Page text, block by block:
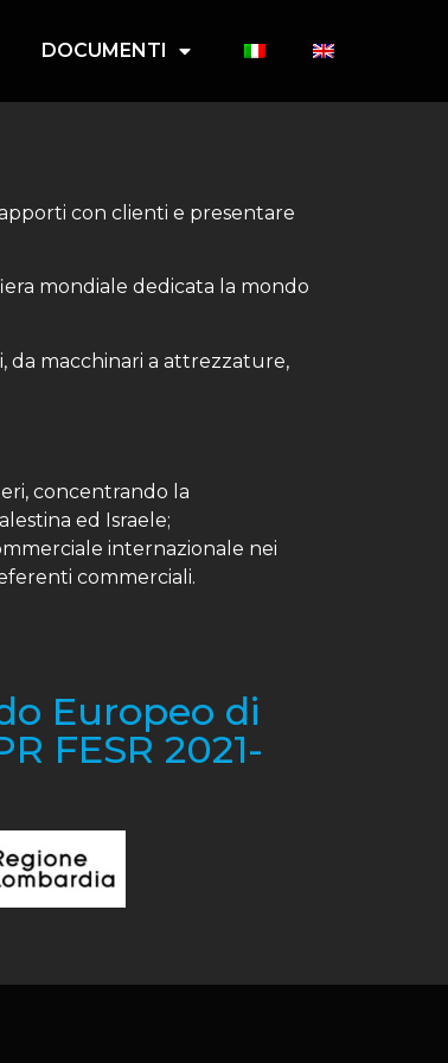
DOCUMENTI
con clienti e presentare
mondiale dedicata la mondo
da macchinari a attrezzature,
concentrando la
ed Israele;
internazionale nei
commerciali.
Europeo di
FESR 2021-